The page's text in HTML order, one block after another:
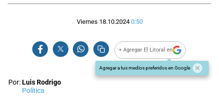
Viernes 18.10.2024 0:50
+ Agregar El Litoral en
Agregar a tus medios preferidos en Google
Por:Luis Rodrigo
Política